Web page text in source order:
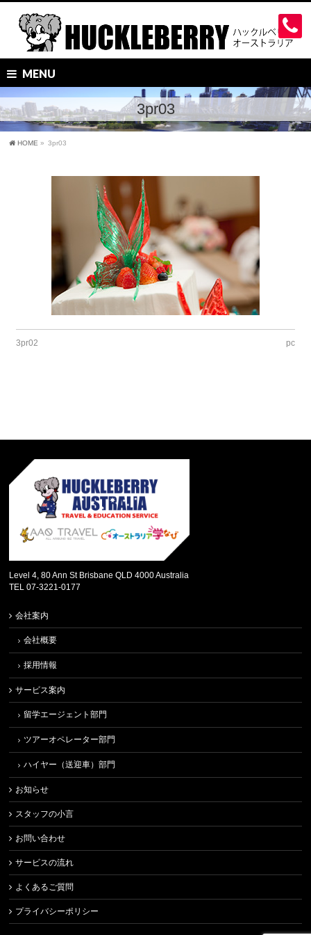
MENU
3pr03
HOME » 3pr03
3pr02 pc
Level 4, 80 Ann St Brisbane QLD 4000 Australia
TEL 07-3221-0177
会社案内
会社概要
採用情報
サービス案内
留学エージェント部門
ツアーオペレーター部門
ハイヤー（送迎車）部門
お知らせ
スタッフの小言
お問い合わせ
サービスの流れ
よくあるご質問
プライバシーポリシー